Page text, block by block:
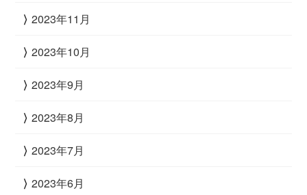
2023年11月
2023年10月
2023年9月
2023年8月
2023年7月
2023年6月